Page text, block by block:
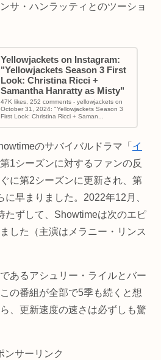
サ・ハンラッティとのツーショ
Yellowjackets on Instagram:
"Yellowjackets Season 3 First
Look: Christina Ricci +
Samantha Hanratty as Misty"
47K likes, 252 comments - yellowjackets on
October 31, 2024: "Yellowjackets Season 3
First Look: Christina Ricci + Saman...
のサバイバルドラマ「 イ
第1シーズンに対するファンの反
に第2シーズンに更新され、第
早まりました。2022年12月、
たずして、Showtimeは次のエピ
した（主演はメラニー・リンス
あるアシュリー・ライルとバー
の番組が全部で5季も続くと想
、更新速度の速さは必ずしも驚
ンサーリンク